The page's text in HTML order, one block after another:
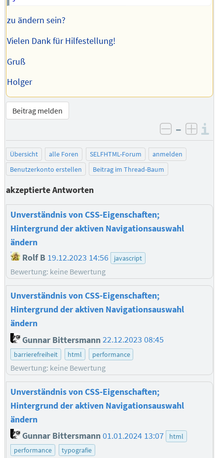
zu ändern sein?
Vielen Dank für Hilfestellung!
Gruß
Holger
Beitrag melden
negativ
–
Übersicht alle Foren SELFHTML-Forum
anmelden
Benutzerkonto erstellen
Beitrag im Thread-Baum
akzeptierte Antworten
Unverständnis von CSS-Eigenschaften;
Hintergrund der aktiven Navigationsauswahl
ändern
Rolf B 19.12.2023 14:56 javascript
Bewertung: keine Bewertung
Unverständnis von CSS-Eigenschaften;
Hintergrund der aktiven Navigationsauswahl
ändern
Gunnar Bittersmann22.12.2023 08:45
barrierefreiheit html performance
Bewertung: keine Bewertung
Unverständnis von CSS-Eigenschaften;
Hintergrund der aktiven Navigationsauswahl
ändern
Gunnar Bittersmann01.01.2024 13:07
html
performance
typografie